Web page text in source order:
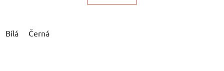
Bílá Černá